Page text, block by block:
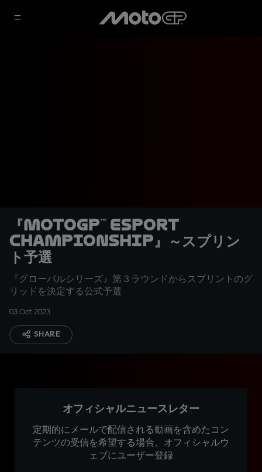
『MotoGP™ eSport
Championship』～スプリン
ト予選
『グローバルシリーズ』第３ラウンドからスプリントのグ
リッドを決定する公式予選
03 Oct 2023
SHARE
オフィシャルニュースレター
定期的にメールで配信される動画を含めたコン
テンツの受信を希望する場合、オフィシャルウ
ェブにユーザー登録